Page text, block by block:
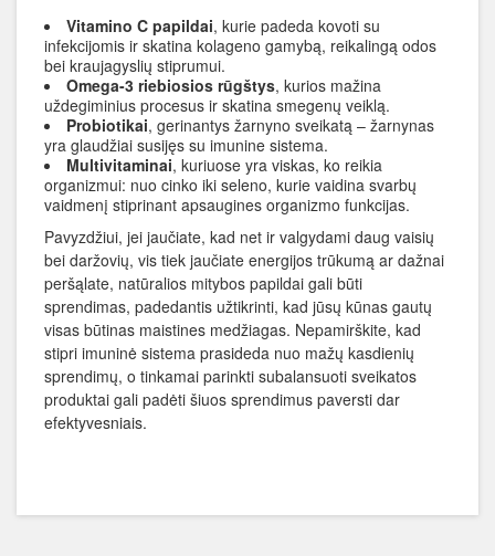
Vitamino C papildai, kurie padeda kovoti su
infekcijomis ir skatina kolageno gamybą, reikalingą odos
bei kraujagyslių stiprumui.
Omega-3 riebiosios rūgštys, kurios mažina
uždegiminius procesus ir skatina smegenų veiklą.
Probiotikai, gerinantys žarnyno sveikatą – žarnynas
yra glaudžiai susijęs su imunine sistema.
Multivitaminai, kuriuose yra viskas, ko reikia
organizmui: nuo cinko iki seleno, kurie vaidina svarbų
vaidmenį stiprinant apsaugines organizmo funkcijas.
Pavyzdžiui, jei jaučiate, kad net ir valgydami daug vaisių
bei daržovių, vis tiek jaučiate energijos trūkumą ar dažnai
peršąlate, natūralios mitybos papildai gali būti
sprendimas, padedantis užtikrinti, kad jūsų kūnas gautų
visas būtinas maistines medžiagas. Nepamirškite, kad
stipri imuninė sistema prasideda nuo mažų kasdienių
sprendimų, o tinkamai parinkti subalansuoti sveikatos
produktai gali padėti šiuos sprendimus paversti dar
efektyvesniais.